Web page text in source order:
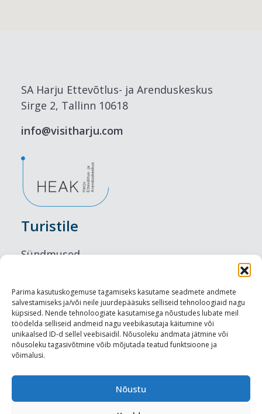
Parima kasutuskogemuse tagamiseks kasutame seadmete andmete
salvestamiseks ja/või neile juurdepääsuks selliseid tehnoloogiaid nagu
küpsised. Nende tehnoloogiate kasutamisega nõustudes lubate meil
töödelda selliseid andmeid nagu veebikasutaja käitumine või
unikaalsed ID-d sellel veebisaidil. Nõusoleku andmata jätmine või
nõusoleku tagasivõtmine võib mõjutada teatud funktsioone ja
võimalusi.
Nõustu
SA Harju Ettevõtlus- ja Arenduskeskus
Sirge 2, Tallinn 10618
info@visitharju.com
Turistile
Sündmused
Maitseelamused
Vaatamisväärsused
Visit Tallinn
Turismiprofessionaalile